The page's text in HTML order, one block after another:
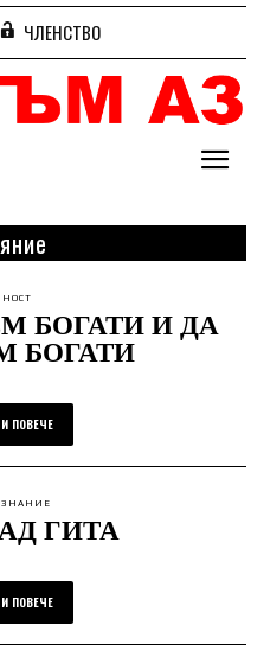
ЧЛЕНСТВО
БОГАТИ И ДА
БОГАТИ
ПОВЕЧЕ
ГИТА
ПОВЕЧЕ